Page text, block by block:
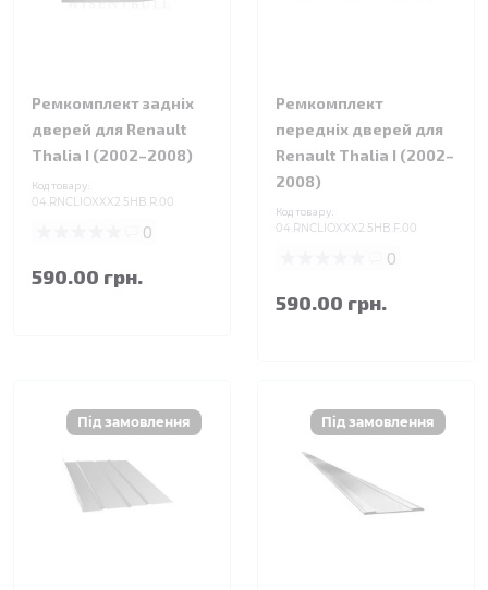
Ремкомплект задніх
дверей для Renault
Thalia I (2002–2008)
Код товару:
04.RNCLIOXXX2.5HB.R.00
0
590.00 грн.
Ремкомплект
передніх дверей для
Renault Thalia I (2002–
2008)
Код товару:
04.RNCLIOXXX2.5HB.F.00
0
590.00 грн.